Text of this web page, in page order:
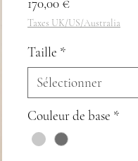
170,00 €
Taxes UK/US/Australia
Taille *
Sélectionner
Couleur de base *